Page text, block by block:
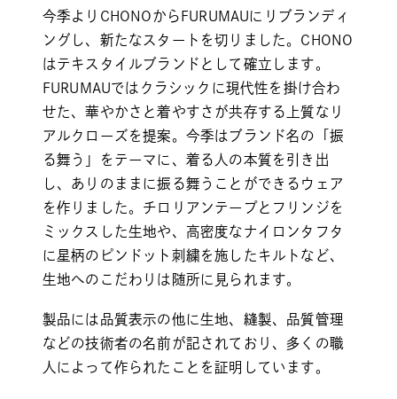
今季よりCHONOからFURUMAUにリブランディ
ングし、新たなスタートを切りました。CHONO
はテキスタイルブランドとして確立します。
FURUMAUではクラシックに現代性を掛け合わ
せた、華やかさと着やすさが共存する上質なリ
アルクローズを提案。今季はブランド名の「振
る舞う」をテーマに、着る人の本質を引き出
し、ありのままに振る舞うことができるウェア
を作りました。チロリアンテープとフリンジを
ミックスした生地や、高密度なナイロンタフタ
に星柄のピンドット刺繍を施したキルトなど、
生地へのこだわりは随所に見られます。
製品には品質表示の他に生地、縫製、品質管理
などの技術者の名前が記されており、多くの職
人によって作られたことを証明しています。